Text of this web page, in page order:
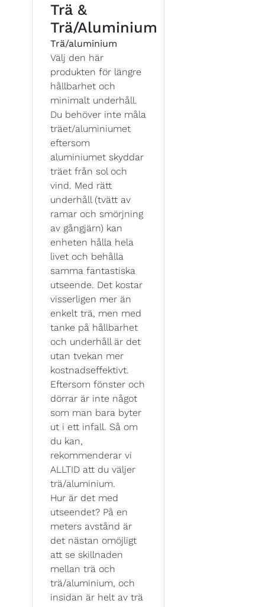
Trä &
Trä/Aluminium
Trä/aluminium
Välj den här
produkten för längre
hållbarhet och
minimalt underhåll.
Du behöver inte måla
träet/aluminiumet
eftersom
aluminiumet skyddar
träet från sol och
vind. Med rätt
underhåll (tvätt av
ramar och smörjning
av gångjärn) kan
enheten hålla hela
livet och behålla
samma fantastiska
utseende. Det kostar
visserligen mer än
enkelt trä, men med
tanke på hållbarhet
och underhåll är det
utan tvekan mer
kostnadseffektivt.
Eftersom fönster och
dörrar är inte något
som man bara byter
ut i ett infall. Så om
du kan,
rekommenderar vi
ALLTID att du väljer
trä/aluminium.
Hur är det med
utseendet? På en
meters avstånd är
det nästan omöjligt
att se skillnaden
mellan trä och
trä/aluminium, och
insidan är helt av trä